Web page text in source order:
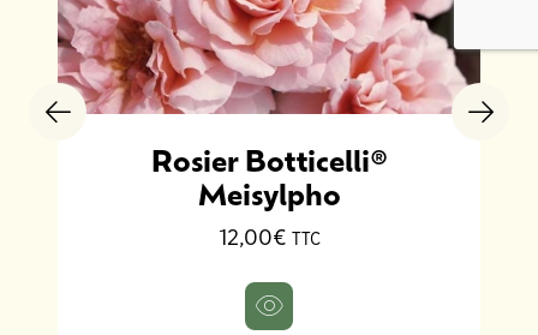
Rosier Botticelli®
Meisylpho
12,00€ TTC